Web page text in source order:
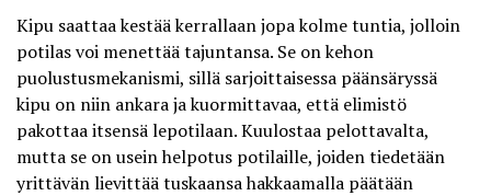
Kipu saattaa kestää kerrallaan jopa kolme tuntia, jolloin
potilas voi menettää tajuntansa. Se on kehon
puolustusmekanismi, sillä sarjoittaisessa päänsäryssä
kipu on niin ankara ja kuormittavaa, että elimistö
pakottaa itsensä lepotilaan. Kuulostaa pelottavalta,
mutta se on usein helpotus potilaille, joiden tiedetään
yrittävän lievittää tuskaansa hakkaamalla päätään